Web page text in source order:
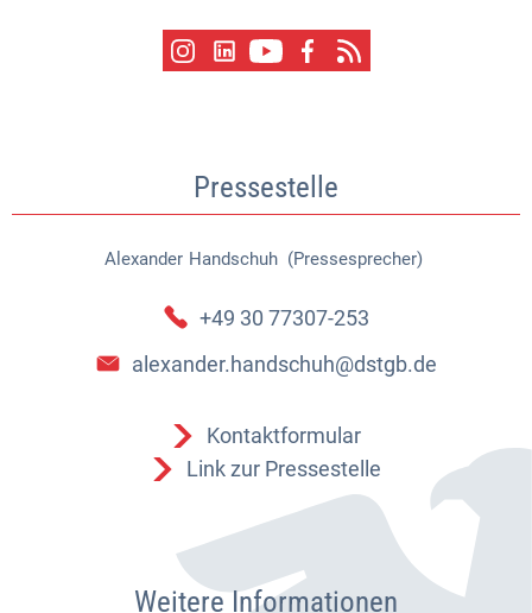
Pressestelle
Alexander Handschuh (Pressesprecher)
Alexander Handschuh
+49 30 77307-253
alexander.handschuh@dstgb.de
Kontaktformular
Link zur Pressestelle
Weitere Informationen